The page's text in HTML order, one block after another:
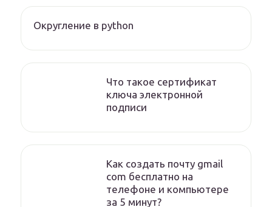
Округление в python
Что такое сертификат
ключа электронной
подписи
Как создать почту gmail
com бесплатно на
телефоне и компьютере
за 5 минут?